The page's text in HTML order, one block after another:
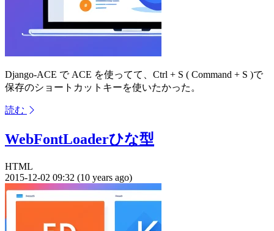
Django-ACE で ACE を使ってて、Ctrl + S ( Command + S )で
保存のショートカットキーを使いたかった。
読む
WebFontLoaderひな型
HTML
2015-12-02 09:32 (10 years ago)